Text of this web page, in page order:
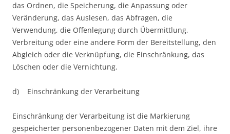
das Ordnen, die Speicherung, die Anpassung oder
Veränderung, das Auslesen, das Abfragen, die
Verwendung, die Offenlegung durch Übermittlung,
Verbreitung oder eine andere Form der Bereitstellung, den
Abgleich oder die Verknüpfung, die Einschränkung, das
Löschen oder die Vernichtung.
d) Einschränkung der Verarbeitung
Einschränkung der Verarbeitung ist die Markierung
gespeicherter personenbezogener Daten mit dem Ziel, ihre